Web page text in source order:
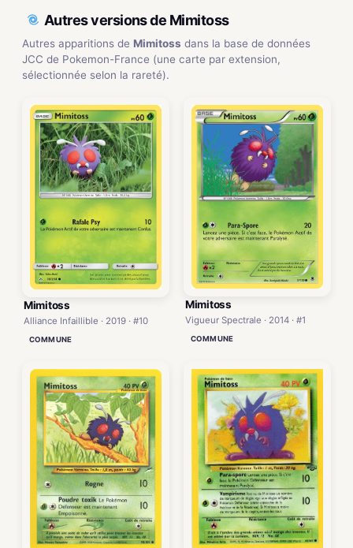
Autres versions de Mimitoss
Autres apparitions de Mimitoss dans la base de données
JCC de Pokemon-France (une carte par extension,
sélectionnée selon la rareté).
Mimitoss
Alliance Infaillible · 2019 · #10
COMMUNE
Mimitoss
Vigueur Spectrale · 2014 · #1
COMMUNE